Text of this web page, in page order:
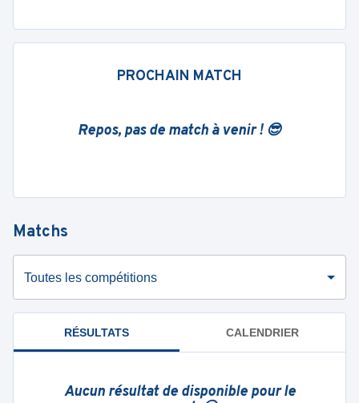
PROCHAIN MATCH
Repos, pas de match à venir ! 😎
Matchs
Toutes les compétitions
RÉSULTATS CALENDRIER
Aucun résultat de disponible pour le